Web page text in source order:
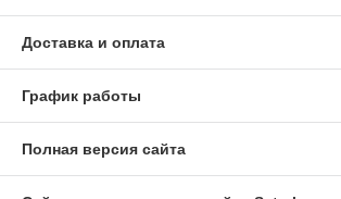
Доставка и оплата
График работы
Полная версия сайта